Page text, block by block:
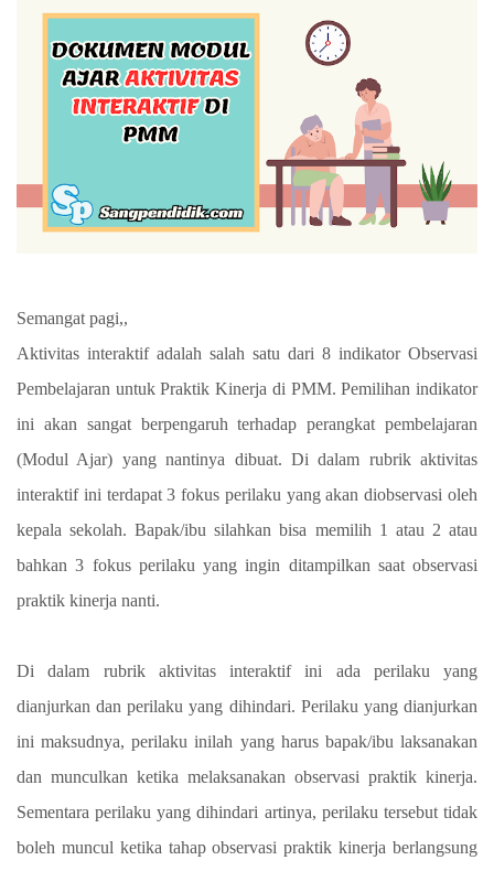
Semangat pagi,,
Aktivitas interaktif adalah salah satu dari 8 indikator Observasi
Pembelajaran untuk Praktik Kinerja di PMM. Pemilihan indikator
ini akan sangat berpengaruh terhadap perangkat pembelajaran
(Modul Ajar) yang nantinya dibuat. Di dalam rubrik aktivitas
interaktif ini terdapat 3 fokus perilaku yang akan diobservasi oleh
kepala sekolah. Bapak/ibu silahkan bisa memilih 1 atau 2 atau
bahkan 3 fokus perilaku yang ingin ditampilkan saat observasi
praktik kinerja nanti.
Di dalam rubrik aktivitas interaktif ini ada perilaku yang
dianjurkan dan perilaku yang dihindari. Perilaku yang dianjurkan
ini maksudnya, perilaku inilah yang harus bapak/ibu laksanakan
dan munculkan ketika melaksanakan observasi praktik kinerja.
Sementara perilaku yang dihindari artinya, perilaku tersebut tidak
boleh muncul ketika tahap observasi praktik kinerja berlangsung